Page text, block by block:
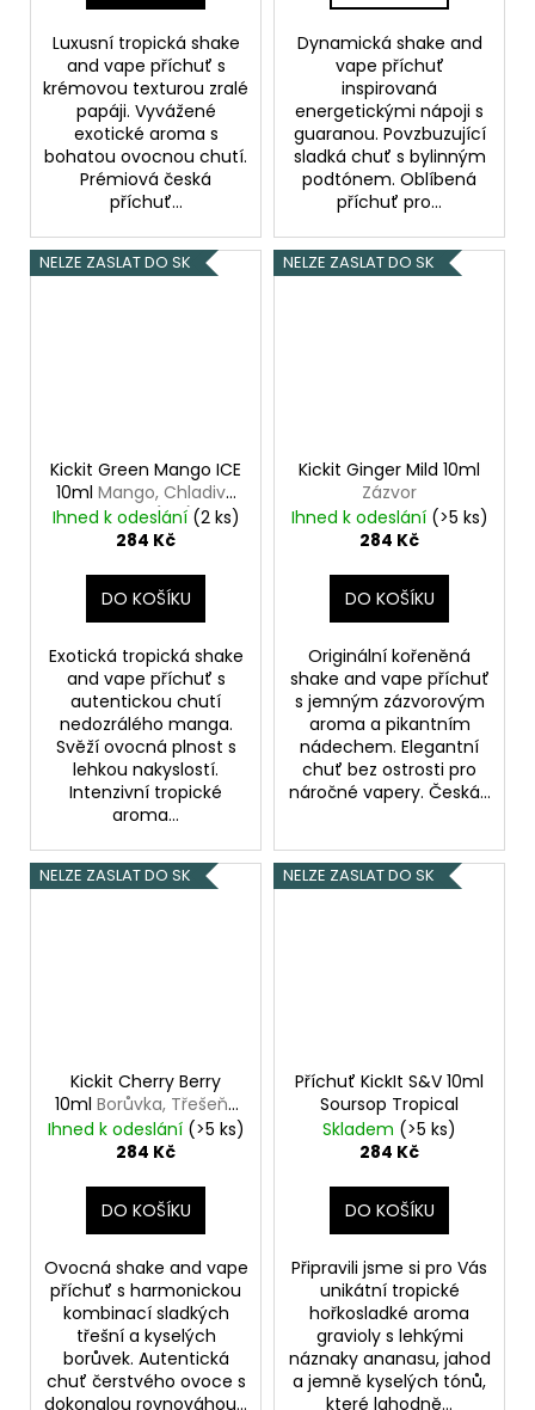
Luxusní tropická shake
and vape příchuť s
krémovou texturou zralé
papáji. Vyvážené
exotické aroma s
bohatou ovocnou chutí.
Prémiová česká
příchuť...
Dynamická shake and
vape příchuť
inspirovaná
energetickými nápoji s
guaranou. Povzbuzující
sladká chuť s bylinným
podtónem. Oblíbená
příchuť pro...
NELZE ZASLAT DO SK
Kickit Green Mango ICE
10ml Mango, Chladivá
složka (ICE)
Ihned k odeslání (2 ks)
284 Kč
DO KOŠÍKU
Exotická tropická shake
and vape příchuť s
autentickou chutí
nedozrálého manga.
Svěží ovocná plnost s
lehkou nakyslostí.
Intenzivní tropické
aroma...
NELZE ZASLAT DO SK
Kickit Ginger Mild 10ml
Zázvor
Ihned k odeslání (>5 ks)
284 Kč
DO KOŠÍKU
Originální kořeněná
shake and vape příchuť
s jemným zázvorovým
aroma a pikantním
nádechem. Elegantní
chuť bez ostrosti pro
náročné vapery. Česká...
NELZE ZASLAT DO SK
Kickit Cherry Berry
10ml Borůvka, Třešeň ,
Višeň
Ihned k odeslání (>5 ks)
284 Kč
DO KOŠÍKU
Ovocná shake and vape
příchuť s harmonickou
kombinací sladkých
třešní a kyselých
borůvek. Autentická
chuť čerstvého ovoce s
dokonalou rovnováhou...
NELZE ZASLAT DO SK
Příchuť KickIt S&V 10ml
Soursop Tropical
Skladem (>5 ks)
284 Kč
DO KOŠÍKU
Připravili jsme si pro Vás
unikátní tropické
hořkosladké aroma
gravioly s lehkými
náznaky ananasu, jahod
a jemně kyselých tónů,
které lahodně...